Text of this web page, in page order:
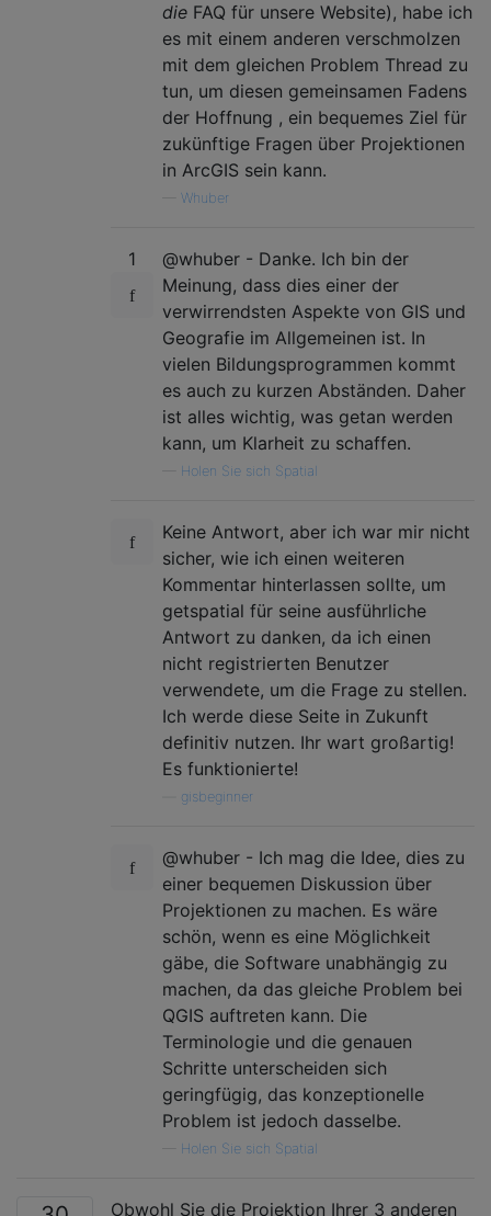
die FAQ für unsere Website), habe ich
es mit einem anderen verschmolzen
mit dem gleichen Problem Thread zu
tun, um diesen gemeinsamen Fadens
der Hoffnung , ein bequemes Ziel für
zukünftige Fragen über Projektionen
in ArcGIS sein kann.
Whuber
1
@whuber - Danke. Ich bin der
Meinung, dass dies einer der
verwirrendsten Aspekte von GIS und
Geografie im Allgemeinen ist. In
vielen Bildungsprogrammen kommt
es auch zu kurzen Abständen. Daher
ist alles wichtig, was getan werden
kann, um Klarheit zu schaffen.
Holen Sie sich Spatial
Keine Antwort, aber ich war mir nicht
sicher, wie ich einen weiteren
Kommentar hinterlassen sollte, um
getspatial für seine ausführliche
Antwort zu danken, da ich einen
nicht registrierten Benutzer
verwendete, um die Frage zu stellen.
Ich werde diese Seite in Zukunft
definitiv nutzen. Ihr wart großartig!
Es funktionierte!
gisbeginner
@whuber - Ich mag die Idee, dies zu
einer bequemen Diskussion über
Projektionen zu machen. Es wäre
schön, wenn es eine Möglichkeit
gäbe, die Software unabhängig zu
machen, da das gleiche Problem bei
QGIS auftreten kann. Die
Terminologie und die genauen
Schritte unterscheiden sich
geringfügig, das konzeptionelle
Problem ist jedoch dasselbe.
Holen Sie sich Spatial
Obwohl Sie die Projektion Ihrer 3 anderen